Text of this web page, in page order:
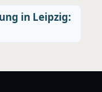
in Leipzig: